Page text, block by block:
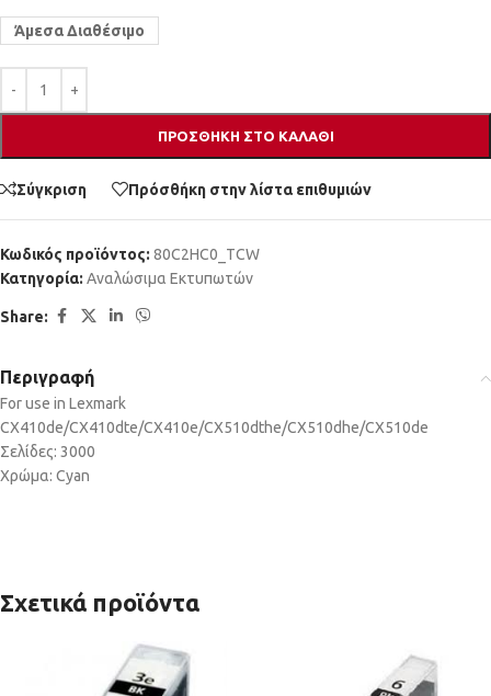
Άμεσα Διαθέσιμο
ΠΡΟΣΘΉΚΗ ΣΤΟ ΚΑΛΆΘΙ
Σύγκριση Πρόσθήκη στην λίστα επιθυμιών
Κωδικός προϊόντος: 80C2HC0_TCW
Κατηγορία: Αναλώσιμα Εκτυπωτών
Share:
Περιγραφή
For use in Lexmark
CX410de/CX410dte/CX410e/CX510dthe/CX510dhe/CX510de
Σελίδες: 3000
Χρώμα: Cyan
Σχετικά προϊόντα